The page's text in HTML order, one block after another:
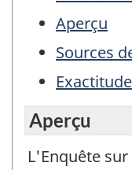
Aperçu
Sources
Aperçu
L'Enquête